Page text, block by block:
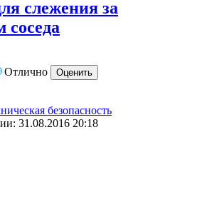
слежения за
Отлично
безопасность
31.08.2016 20:18